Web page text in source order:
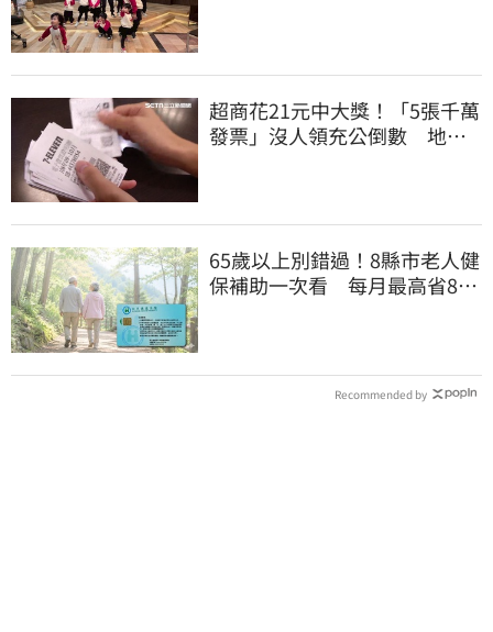
超商花21元中大獎！「5張千萬
發票」沒人領充公倒數 地點
65歲以上別錯過！8縣市老人健
保補助一次看 每月最高省826
Recommended by